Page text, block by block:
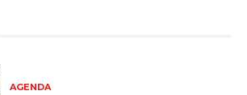
AGENDA